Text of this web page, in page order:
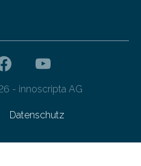
- innoscripta AG
Datenschutz